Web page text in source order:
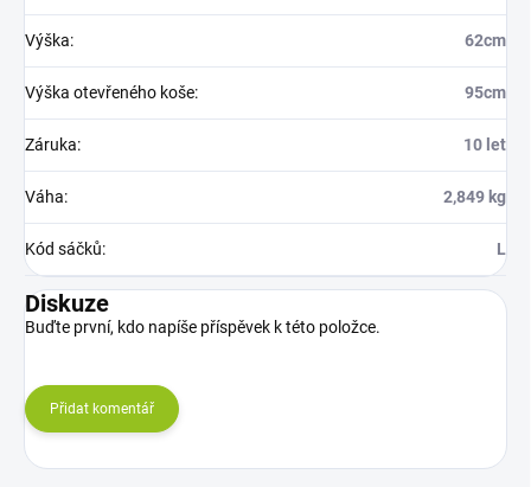
Výška: 62cm
Výška otevřeného koše: 95cm
Záruka: 10 let
Váha: 2,849 kg
Kód sáčků: L
Diskuze
Buďte první, kdo napíše příspěvek k této položce.
Přidat komentář